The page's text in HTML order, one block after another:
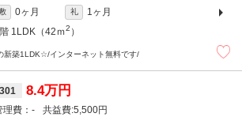
0ヶ月 礼
1ヶ月
1LDK（42ｍ2 ）
新築1LDK☆/インターネット無料です/
301 8.4万円
- 5,500円